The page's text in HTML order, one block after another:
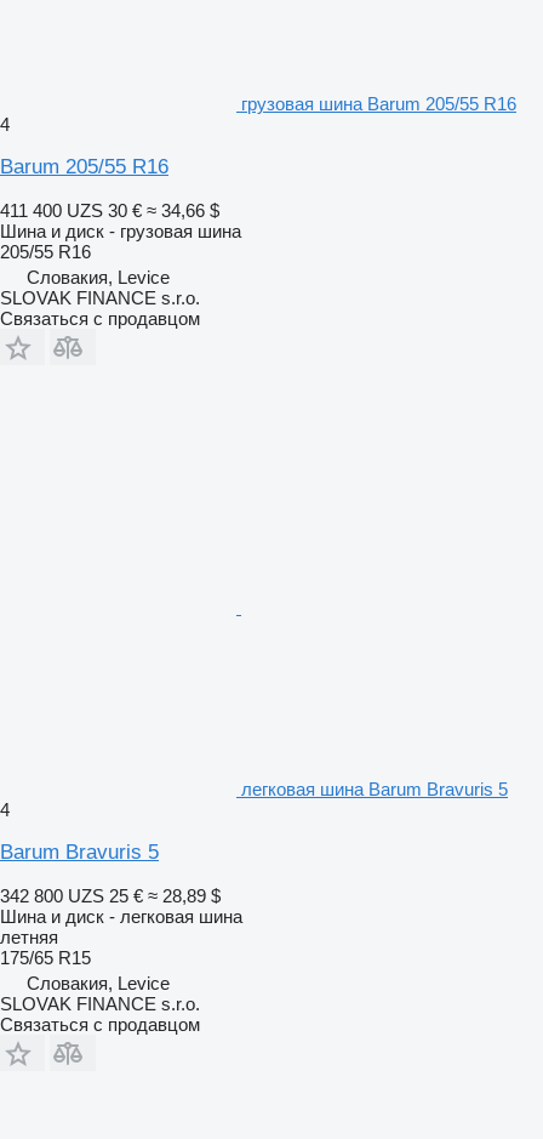
грузовая шина Barum 205/55 R16
4
Barum 205/55 R16
411 400 UZS 30 € ≈ 34,66 $
Шина и диск - грузовая шина
205/55 R16
Словакия, Levice
SLOVAK FINANCE s.r.o.
Связаться с продавцом
легковая шина Barum Bravuris 5
4
Barum Bravuris 5
342 800 UZS 25 € ≈ 28,89 $
Шина и диск - легковая шина
летняя
175/65 R15
Словакия, Levice
SLOVAK FINANCE s.r.o.
Связаться с продавцом